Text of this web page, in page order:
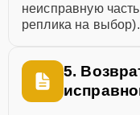
неисправную
реплика на выбор).
5.